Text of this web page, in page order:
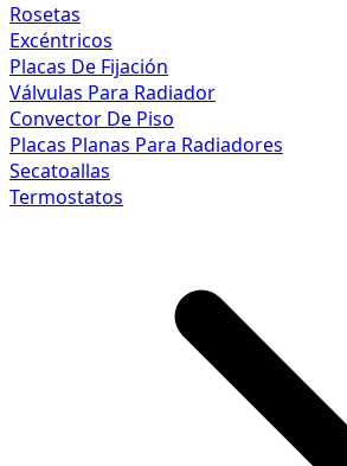
Rosetas
Excéntricos
Placas De Fijación
Válvulas Para Radiador
Convector De Piso
Placas Planas Para Radiadores
Secatoallas
Termostatos